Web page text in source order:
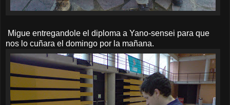
Migue entregandole el diploma a Yano-sensei para que
nos lo cuñara el domingo por la mañana.